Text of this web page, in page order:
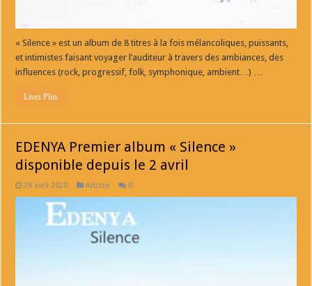
« Silence » est un album de 8 titres à la fois mélancoliques, puissants,
et intimistes faisant voyager l’auditeur à travers des ambiances, des
influences (rock, progressif, folk, symphonique, ambient…) …
Lisez Plus
EDENYA Premier album « Silence »
disponible depuis le 2 avril
28 avril 2020 Artiste 0